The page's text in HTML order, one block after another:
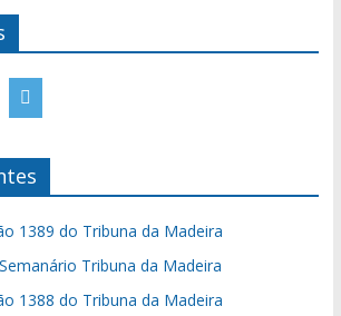
1389 do Tribuna da Madeira
Tribuna da Madeira
1388 do Tribuna da Madeira